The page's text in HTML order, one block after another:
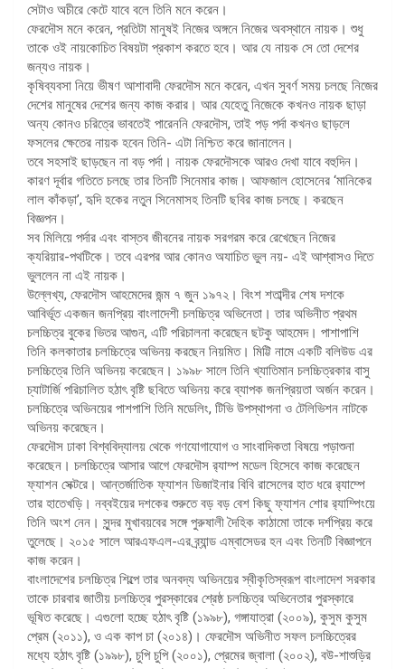
সেটাও অচীরে কেটে যাবে বলে তিনি মনে করেন।
ফেরদৌস মনে করেন, প্রতিটা মানুষই নিজের অঙ্গনে নিজের অবস্থানে নায়ক। শুধু
তাকে ওই নায়কোচিত বিষয়টা প্রকাশ করতে হবে। আর যে নায়ক সে তো দেশের
জন্যও নায়ক।
কৃষিব্যবসা নিয়ে ভীষণ আশাবাদী ফেরদৌস মনে করেন, এখন সুবর্ণ সময় চলছে নিজের
দেশের মানুষের দেশের জন্য কাজ করার। আর যেহেতু নিজেকে কখনও নায়ক ছাড়া
অন্য কোনও চরিত্রে ভাবতেই পারেননি ফেরদৌস, তাই পড় পর্দা কখনও ছাড়লে
ফসলের ক্ষেতের নায়ক হবেন তিনি- এটা নিশ্চিত করে জানালেন।
তবে সহসাই ছাড়ছেন না বড় পর্দা। নায়ক ফেরদৌসকে আরও দেখা যাবে বহুদিন।
কারণ দূর্বার গতিতে চলছে তার তিনটি সিনেমার কাজ। আফজাল হোসেনের ‘মানিকের
লাল কাঁকড়া’, হৃদি হকের নতুন সিনেমাসহ তিনটি ছবির কাজ চলছে। করছেন
বিজ্ঞপন।
সব মিলিয়ে পর্দার এবং বাস্তব জীবনের নায়ক সরগরম করে রেখেছেন নিজের
ক্যরিয়ার-পথটিকে। তবে এরপর আর কোনও অযাচিত ভুল নয়- এই আশ্বাসও দিতে
ভুললেন না এই নায়ক।
উল্লেখ্য, ফেরদৌস আহমেদের জন্ম ৭ জুন ১৯৭২। বিংশ শতাব্দীর শেষ দশকে
আবির্ভূত একজন জনপ্রিয় বাংলাদেশী চলচ্চিত্র অভিনেতা। তার অভিনীত প্রথম
চলচ্চিত্র বুকের ভিতর আগুন, এটি পরিচালনা করেছেন ছটকু আহমেদ। পাশাপাশি
তিনি কলকাতার চলচ্চিত্রে অভিনয় করছেন নিয়মিত। মিট্টি নামে একটি বলিউড এর
চলচ্চিত্রে তিনি অভিনয় করেছেন। ১৯৯৮ সালে তিনি খ্যাতিমান চলচ্চিত্রকার বাসু
চ্যাটার্জি পরিচালিত হঠাৎ বৃষ্টি ছবিতে অভিনয় করে ব্যাপক জনপ্রিয়তা অর্জন করেন।
চলচ্চিত্রে অভিনয়ের পাশপাশি তিনি মডেলিং, টিভি উপস্থাপনা ও টেলিভিশন নাটকে
অভিনয় করেছেন।
ফেরদৌস ঢাকা বিশ্ববিদ্যালয় থেকে গণযোগাযোগ ও সাংবাদিকতা বিষয়ে পড়াশুনা
করেছেন। চলচ্চিত্রে আসার আগে ফেরদৌস র‌্যাম্প মডেল হিসেবে কাজ করেছেন
ফ্যাশন সেক্টরে। আন্তর্জাতিক ফ্যাশন ডিজাইনার বিবি রাসেলের হাত ধরে র‌্যাম্পে
তার হাতেখড়ি। নব্বইয়ের দশকের শুরুতে বড় বড় বেশ কিছু ফ্যাশন শোর র‌্যাম্পিংয়ে
তিনি অংশ নেন। সুন্দর মুখাবয়বের সঙ্গে পুরুষালী দৈহিক কাঠামো তাকে দর্শপ্রিয় করে
তুলেছে। ২০১৫ সালে আরএফএল-এর ব্র্যান্ড এম্বাসেডর হন এবং তিনটি বিজ্ঞাপনে
কাজ করেন।
বাংলাদেশের চলচ্চিত্র শিল্পে তার অনবদ্য অভিনয়ের স্বীকৃতিস্বরূপ বাংলাদেশ সরকার
তাকে চারবার জাতীয় চলচ্চিত্র পুরস্কারের শ্রেষ্ঠ চলচ্চিত্র অভিনেতার পুরস্কারে
ভূষিত করেছে। এগুলো হচ্ছে হঠাৎ বৃষ্টি (১৯৯৮), গঙ্গাযাত্রা (২০০৯), কুসুম কুসুম
প্রেম (২০১১), ও এক কাপ চা (২০১৪)। ফেরদৌস অভিনীত সফল চলচ্চিত্রের
মধ্যে হঠাৎ বৃষ্টি (১৯৯৮), চুপি চুপি (২০০১), প্রেমের জ্বালা (২০০২), বউ-শাশুড়ির